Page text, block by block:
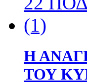
Η
ΤΟΥ